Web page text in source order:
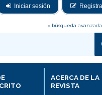
Iniciar sesión
» búsqueda
ACERCA DE LA
REVISTA